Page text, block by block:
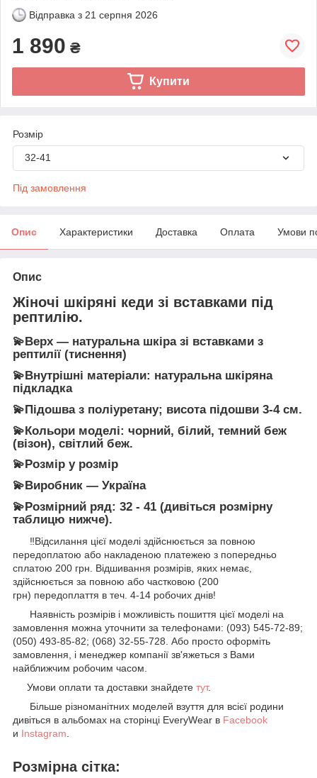
Відправка з 21 серпня 2026
1 890 ₴
Купити
Розмір
32-41
Під замовлення
Опис Характеристики Доставка Оплата Умови
Опис
Жіночі шкіряні кеди зі вставками під
рептилію.
💫Верх — натуральна шкіра зі вставками з
рептилії (тиснення)
💫Внутрішні матеріали: натуральна шкіряна
підкладка
💫Підошва з поліуретану; висота підошви 3-4 см.
💫Кольори моделі: чорний, білий, темний беж
(візон), світлий беж.
💫Розмір у розмір
💫Виробник — Україна
💫Розмірний ряд: 32 - 41 (дивіться розмірну
таблицю нижче).
‼️Відсилання цієї моделі здійснюється за повною
передоплатою або накладеною платежею з попередньо
сплатою 200 грн. Відшивання розмірів, яких немає,
здійснюється за повною або частковою (200
грн) передоплаття в теч. 4-14 робочих днів!️
Наявність розмірів і можливість пошиття цієї моделі на
замовлення можна уточнити за телефонами: (093) 545-72-89;
(050) 493-85-82; (068) 32-55-728. Або просто оформіть
замовлення, і менеджер компанії зв'яжеться з Вами
найближчим робочим часом.
Умови оплати та доставки знайдете тут.
Більше різноманітних моделей взуття для всієї родини
дивіться в альбомах на сторінці EveryWear в Facebook
и Instagram
Розмірна сітка: